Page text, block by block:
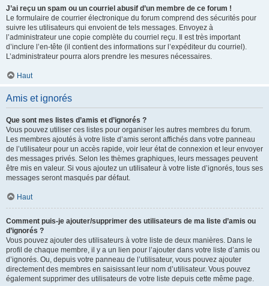
J’ai reçu un spam ou un courriel abusif d’un membre de ce forum !
Le formulaire de courrier électronique du forum comprend des sécurités pour
suivre les utilisateurs qui envoient de tels messages. Envoyez à
l’administrateur une copie complète du courriel reçu. Il est très important
d’inclure l’en-tête (il contient des informations sur l’expéditeur du courriel).
L’administrateur pourra alors prendre les mesures nécessaires.
Haut
Amis et ignorés
Que sont mes listes d’amis et d’ignorés ?
Vous pouvez utiliser ces listes pour organiser les autres membres du forum.
Les membres ajoutés à votre liste d’amis seront affichés dans votre panneau
de l’utilisateur pour un accès rapide, voir leur état de connexion et leur envoyer
des messages privés. Selon les thèmes graphiques, leurs messages peuvent
être mis en valeur. Si vous ajoutez un utilisateur à votre liste d’ignorés, tous ses
messages seront masqués par défaut.
Haut
Comment puis-je ajouter/supprimer des utilisateurs de ma liste d’amis ou
d’ignorés ?
Vous pouvez ajouter des utilisateurs à votre liste de deux manières. Dans le
profil de chaque membre, il y a un lien pour l’ajouter dans votre liste d’amis ou
d’ignorés. Ou, depuis votre panneau de l’utilisateur, vous pouvez ajouter
directement des membres en saisissant leur nom d’utilisateur. Vous pouvez
également supprimer des utilisateurs de votre liste depuis cette même page.